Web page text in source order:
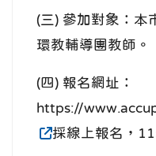
(三) 參加對象：本
環教輔導團教師。
(四) 報名網址：
https://
採線上報名，